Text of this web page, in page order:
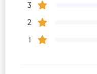
3
2
1